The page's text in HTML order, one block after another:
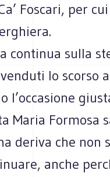
Foscari, per
continua sulla
lo scorso
l’occasione
Maria Formosa
deriva che non
anche